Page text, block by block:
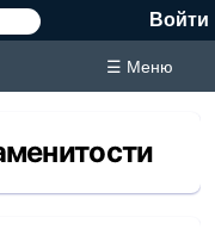
Войти
☰ Меню